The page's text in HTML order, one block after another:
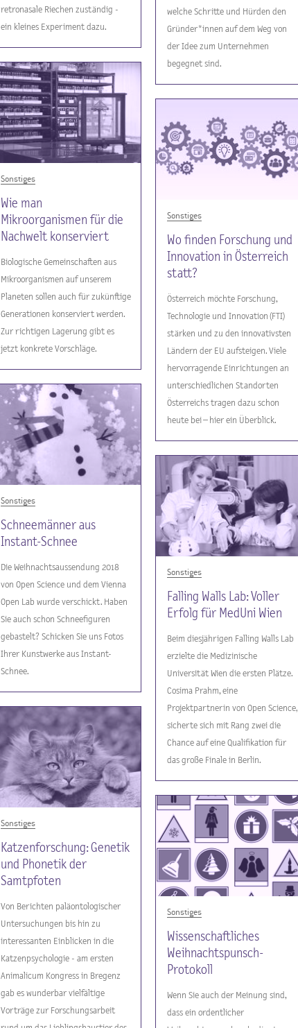
welche Schritte und Hürden den
Gründer*innen auf dem Weg von
der Idee zum Unternehmen
begegnet sind.
retronasale Riechen zuständig -
ein kleines Experiment dazu.
Sonstiges
Wie man
Mikroorganismen für die
Nachwelt konserviert
Biologische Gemeinschaften aus
Mikroorganismen auf unserem
Planeten sollen auch für zukünftige
Generationen konserviert werden.
Zur richtigen Lagerung gibt es
jetzt konkrete Vorschläge.
Sonstiges
Wo finden Forschung und
Innovation in Österreich
statt?
Österreich möchte Forschung,
Technologie und Innovation (FTI)
stärken und zu den innovativsten
Ländern der EU aufsteigen. Viele
hervorragende Einrichtungen an
unterschiedlichen Standorten
Österreichs tragen dazu schon
heute bei – hier ein Überblick.
Sonstiges
Schneemänner aus
Instant-Schnee
Die Weihnachtsaussendung 2018
von Open Science und dem Vienna
Open Lab wurde verschickt. Haben
Sie auch schon Schneefiguren
gebastelt? Schicken Sie uns Fotos
Ihrer Kunstwerke aus Instant-
Schnee.
Sonstiges
Falling Walls Lab: Voller
Erfolg für MedUni Wien
Beim diesjährigen Falling Walls Lab
erzielte die Medizinische
Universität Wien die ersten Plätze.
Cosima Prahm, eine
Projektpartnerin von Open Science,
sicherte sich mit Rang zwei die
Chance auf eine Qualifikation für
das große Finale in Berlin.
Sonstiges
Katzenforschung: Genetik
und Phonetik der
Samtpfoten
Von Berichten paläontologischer
Untersuchungen bis hin zu
interessanten Einblicken in die
Katzenpsychologie - am ersten
Animalicum Kongress in Bregenz
gab es wunderbar vielfältige
Vorträge zur Forschungsarbeit
Sonstiges
Wissenschaftliches
Weihnachtspunsch-
Protokoll
Wenn Sie auch der Meinung sind,
dass ein ordentlicher